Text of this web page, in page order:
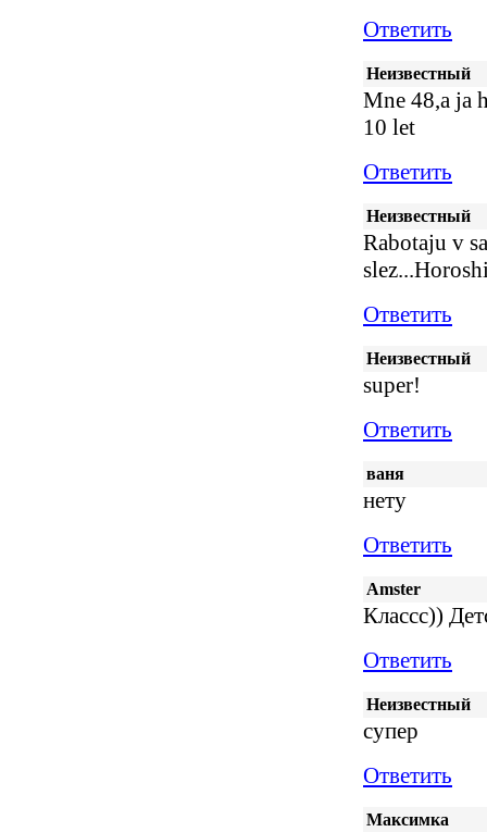
Ответить
Неизвестный
Mne 48,a ja
10 let
Ответить
Неизвестный
Rabotaju v
Ответить
Неизвестный
super!
Ответить
ваня
нету
Ответить
Amster
Классс))
Ответить
Неизвестный
супер
Ответить
Максимка